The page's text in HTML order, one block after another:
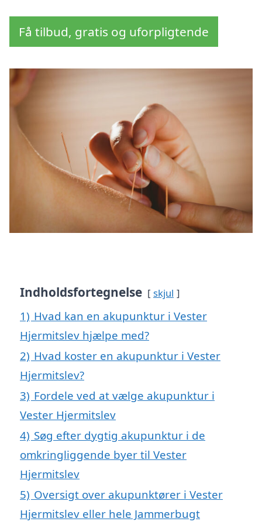
Få tilbud, gratis og uforpligtende
Indholdsfortegnelse skjul
1) Hvad kan en akupunktur i Vester
Hjermitslev hjælpe med?
2) Hvad koster en akupunktur i Vester
Hjermitslev?
3) Fordele ved at vælge akupunktur i
Vester Hjermitslev
4) Søg efter dygtig akupunktur i de
omkringliggende byer til Vester
Hjermitslev
5) Oversigt over akupunktører i Vester
Hjermitslev eller hele Jammerbugt